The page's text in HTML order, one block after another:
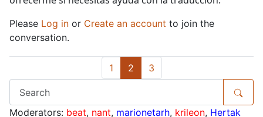
Please Log in or Create an account to join the
conversation.
1 2 3
Moderators: beat, nant, marionetarh, krileon, Hertak